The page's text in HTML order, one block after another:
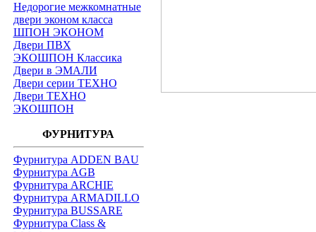
Недорогие межкомнатные
двери эконом класса
ШПОН ЭКОНОМ
Двери ПВХ
ЭКОШПОН Классика
Двери в ЭМАЛИ
Двери серии ТЕХНО
Двери ТЕХНО
ЭКОШПОН
ФУРНИТУРА
Фурнитура ADDEN BAU
Фурнитура AGB
Фурнитура ARCHIE
Фурнитура ARMADILLO
Фурнитура BUSSARE
Фурнитура Class &